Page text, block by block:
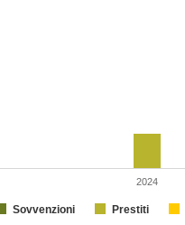
Sovvenzioni Prestiti
2024